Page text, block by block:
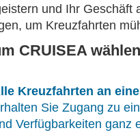
und Ihr Geschäft
um Kreuzfahrten
CRUISEA
Kreuzfahrten an
Sie Zugang zu
Verfügbarkeiten ganz